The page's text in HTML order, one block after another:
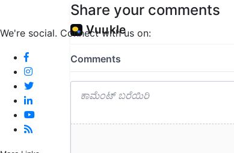
We're social. Connect with us on:
Share your comments